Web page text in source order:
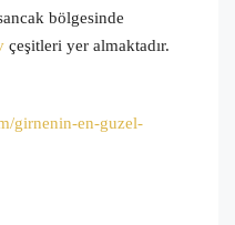
bölgesinde
çeşitleri yer almaktadır.
girnenin-en-guzel-